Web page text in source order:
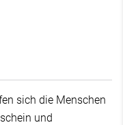
sich die Menschen
und